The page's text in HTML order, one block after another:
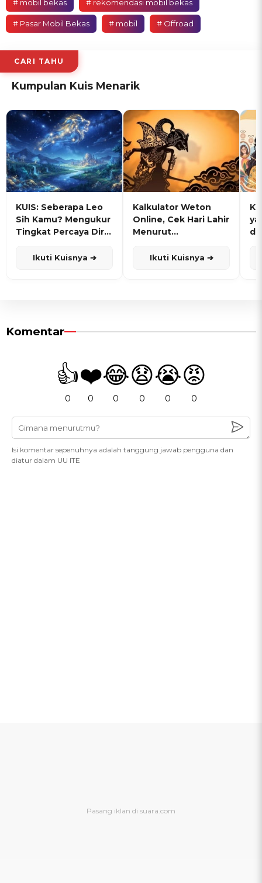
# mobil bekas # rekomendasi mobil bekas
# Pasar Mobil Bekas # mobil # Offroad
CARI TAHU
Kumpulan Kuis Menarik
KUIS: Seberapa Leo
Sih Kamu? Mengukur
Tingkat Percaya Diri
Ikuti Kuisnya ➔
Kalkulator Weton
Online, Cek Hari Lahir
Menurut
Ikuti Kuisnya ➔
Komentar
👍
0
❤️
0
😂
0
😧
0
😭
0
😡
0
Isi komentar sepenuhnya adalah tanggung jawab pengguna dan
diatur dalam UU ITE